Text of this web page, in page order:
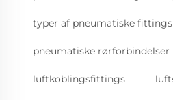
typer af pneumatiske fittings
pneumatiske rørforbindelser
luftkoblingsfittings